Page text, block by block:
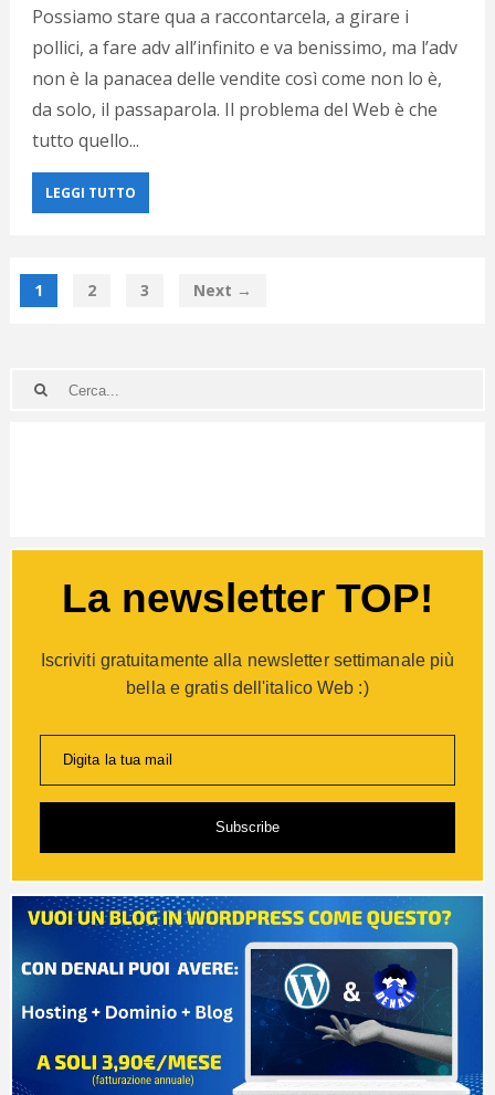
Possiamo stare qua a raccontarcela, a girare i
pollici, a fare adv all’infinito e va benissimo, ma l’adv
non è la panacea delle vendite così come non lo è,
da solo, il passaparola. Il problema del Web è che
tutto quello...
LEGGI TUTTO
1 2 3 Next →
La newsletter TOP!
Iscriviti gratuitamente alla newsletter settimanale più
bella e gratis dell'italico Web :)
Digita la tua mail
Subscribe